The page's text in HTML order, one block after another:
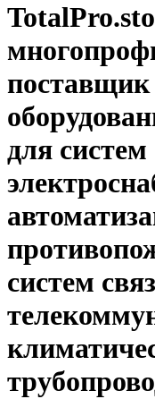
поставщик
для систем
систем